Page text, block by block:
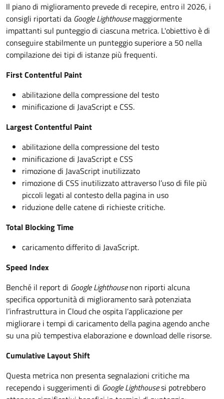
Il piano di miglioramento prevede di recepire, entro il 2026, i
consigli riportati da Google Lighthousemaggiormente
impattanti sul punteggio di ciascuna metrica. L'obiettivo è di
conseguire stabilmente un punteggio superiore a 50 nella
compilazione dei tipi di istanze più frequenti.
First Contentful Paint
abilitazione della compressione del testo
minificazione di JavaScript e CSS.
Largest Contentful Paint
abilitazione della compressione del testo
minificazione di JavaScript e CSS
rimozione di JavaScript inutilizzato
rimozione di CSS inutilizzato attraverso l’uso di file più
piccoli legati al contesto della pagina in uso
riduzione delle catene di richieste critiche.
Total Blocking Time
caricamento differito di JavaScript.
Speed Index
Benché il report di Google Lighthousenon riporti alcuna
specifica opportunità di miglioramento sarà potenziata
l’infrastruttura in Cloud che ospita l’applicazione per
migliorare i tempi di caricamento della pagina agendo anche
su una più tempestiva elaborazione e download delle risorse.
Cumulative Layout Shift
Questa metrica non presenta segnalazioni critiche ma
recependo i suggerimenti di Google Lighthousesi potrebbero